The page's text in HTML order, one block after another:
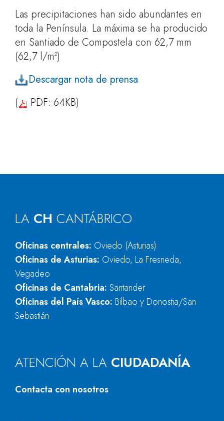
Las precipitaciones han sido abundantes en
toda la Península. La máxima se ha producido
en Santiado de Compostela con 62,7 mm
(62,7 l/m2)
Descargar nota de prensa
(
PDF: 64KB)
LA CH CANTÁBRICO
Oficinas centrales: Oviedo (Asturias)
Oficinas de Asturias: Oviedo, La Fresneda,
Vegadeo
Oficinas de Cantabria: Santander
Oficinas del País Vasco: Bilbao y Donostia/San
Sebastián
ATENCIÓN A LA CIUDADANÍA
Contacta con nosotros